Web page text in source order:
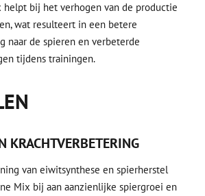
helpt bij het verhogen van de productie
wat resulteert in een betere
naar de spieren en verbeterde
tijdens trainingen.
KRACHTVERBETERING
van eiwitsynthese en spierherstel
Mix bij aan aanzienlijke spiergroei en